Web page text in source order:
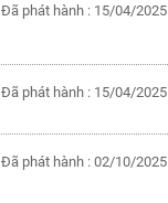
Đã phát hành : 15/04/2025
Đã phát hành : 15/04/2025
Đã phát hành : 02/10/2025